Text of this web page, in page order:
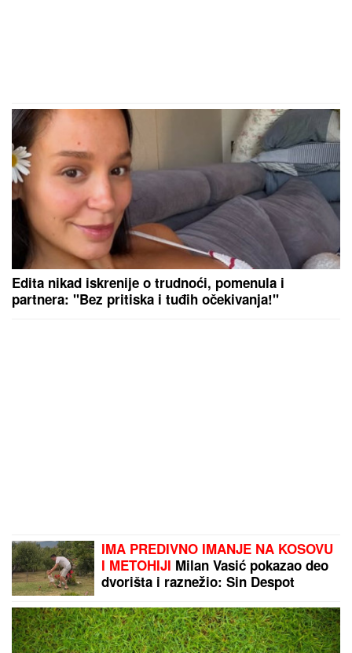
Edita nikad iskrenije o trudnoći, pomenula i
partnera: "Bez pritiska i tuđih očekivanja!"
IMA PREDIVNO IMANJE NA KOSOVU
I METOHIJI Milan Vasić pokazao deo
dvorišta i raznežio: Sin Despot